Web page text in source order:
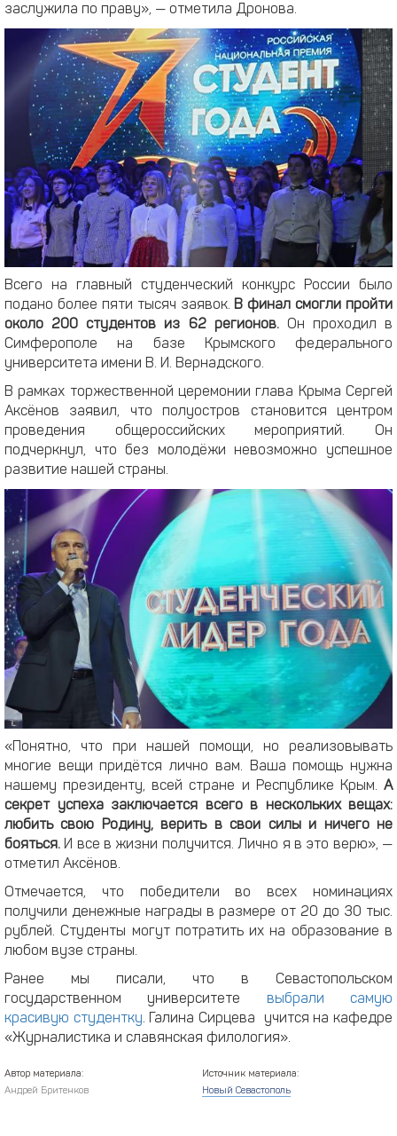
заслужила по праву», — отметила Дронова.
Всего на главный студенческий конкурс России было
подано более пяти тысяч заявок.В финал смогли пройти
около 200 студентов из 62 регионов.Он проходил в
Симферополе на базе Крымского федерального
университета имени В. И. Вернадского.
В рамках торжественной церемонии глава Крыма Сергей
Аксёнов заявил, что полуостров становится центром
проведения общероссийских мероприятий. Он
подчеркнул, что без молодёжи невозможно успешное
развитие нашей страны.
«Понятно, что при нашей помощи, но реализовывать
многие вещи придётся лично вам. Ваша помощь нужна
нашему президенту, всей стране и Республике Крым. А
секрет успеха заключается всего в нескольких вещах:
любить свою Родину, верить в свои силы и ничего не
бояться. И все в жизни получится. Лично я в это верю», —
отметил Аксёнов.
Отмечается, что победители во всех номинациях
получили денежные награды в размере от 20 до 30 тыс.
рублей. Студенты могут потратить их на образование в
любом вузе страны.
Ранее мы писали, что в Севастопольском
государственном университете выбрали самую
красивую студентку. Галина Сирцева учится на кафедре
«Журналистика и славянская филология».
Автор материала:
Андрей Бритенков
Источник материала:
Новый Севастополь